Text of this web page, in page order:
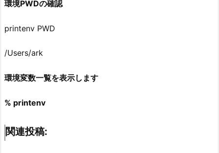
環境PWDの確認
printenv PWD
/Users/ark
環境変数一覧を表示します
% printenv
関連投稿: